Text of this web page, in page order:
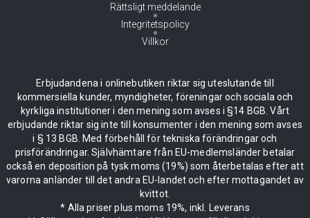
Rättsligt meddelande
Integritetspolicy
Villkor
Erbjudandena i onlinebutiken riktar sig uteslutande till
kommersiella kunder, myndigheter, föreningar och sociala och
kyrkliga institutioner i den mening som avses i §14 BGB. Vårt
erbjudande riktar sig inte till konsumenter i den mening som avses
i § 13 BGB. Med förbehåll för tekniska förändringar och
prisförändringar. Självhämtare från EU-medlemsländer betalar
också en deposition på tysk moms (19%) som återbetalas efter att
varorna anländer till det andra EU-landet och efter mottagandet av
kvittot.
* Alla priser plus moms 19%, inkl. Leverans